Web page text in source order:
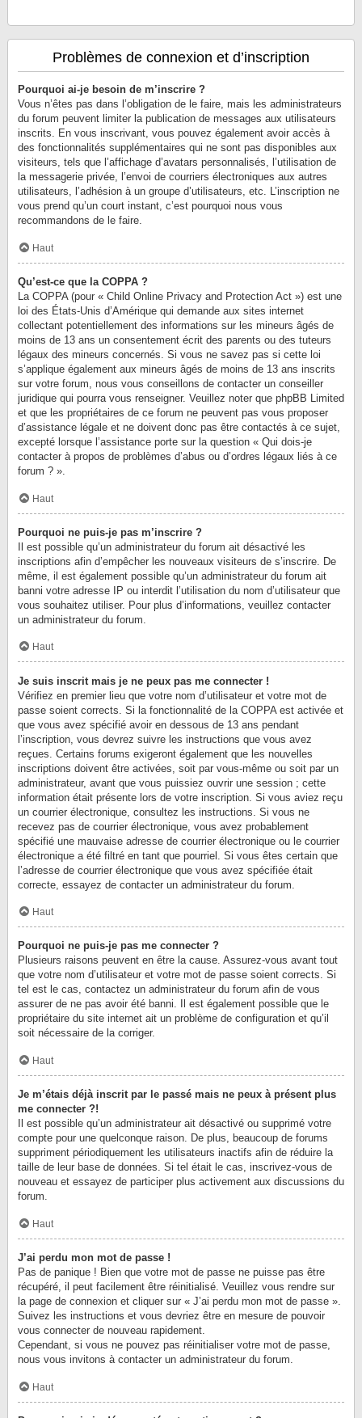
Problèmes de connexion et d’inscription
Pourquoi ai-je besoin de m’inscrire ?
Vous n’êtes pas dans l’obligation de le faire, mais les administrateurs
du forum peuvent limiter la publication de messages aux utilisateurs
inscrits. En vous inscrivant, vous pouvez également avoir accès à
des fonctionnalités supplémentaires qui ne sont pas disponibles aux
visiteurs, tels que l’affichage d’avatars personnalisés, l’utilisation de
la messagerie privée, l’envoi de courriers électroniques aux autres
utilisateurs, l’adhésion à un groupe d’utilisateurs, etc. L’inscription ne
vous prend qu’un court instant, c’est pourquoi nous vous
recommandons de le faire.
Haut
Qu’est-ce que la COPPA ?
La COPPA (pour « Child Online Privacy and Protection Act ») est une
loi des États-Unis d’Amérique qui demande aux sites internet
collectant potentiellement des informations sur les mineurs âgés de
moins de 13 ans un consentement écrit des parents ou des tuteurs
légaux des mineurs concernés. Si vous ne savez pas si cette loi
s’applique également aux mineurs âgés de moins de 13 ans inscrits
sur votre forum, nous vous conseillons de contacter un conseiller
juridique qui pourra vous renseigner. Veuillez noter que phpBB Limited
et que les propriétaires de ce forum ne peuvent pas vous proposer
d’assistance légale et ne doivent donc pas être contactés à ce sujet,
excepté lorsque l’assistance porte sur la question « Qui dois-je
contacter à propos de problèmes d’abus ou d’ordres légaux liés à ce
forum ? ».
Haut
Pourquoi ne puis-je pas m’inscrire ?
Il est possible qu’un administrateur du forum ait désactivé les
inscriptions afin d’empêcher les nouveaux visiteurs de s’inscrire. De
même, il est également possible qu’un administrateur du forum ait
banni votre adresse IP ou interdit l’utilisation du nom d’utilisateur que
vous souhaitez utiliser. Pour plus d’informations, veuillez contacter
un administrateur du forum.
Haut
Je suis inscrit mais je ne peux pas me connecter !
Vérifiez en premier lieu que votre nom d’utilisateur et votre mot de
passe soient corrects. Si la fonctionnalité de la COPPA est activée et
que vous avez spécifié avoir en dessous de 13 ans pendant
l’inscription, vous devrez suivre les instructions que vous avez
reçues. Certains forums exigeront également que les nouvelles
inscriptions doivent être activées, soit par vous-même ou soit par un
administrateur, avant que vous puissiez ouvrir une session ; cette
information était présente lors de votre inscription. Si vous aviez reçu
un courrier électronique, consultez les instructions. Si vous ne
recevez pas de courrier électronique, vous avez probablement
spécifié une mauvaise adresse de courrier électronique ou le courrier
électronique a été filtré en tant que pourriel. Si vous êtes certain que
l’adresse de courrier électronique que vous avez spécifiée était
correcte, essayez de contacter un administrateur du forum.
Haut
Pourquoi ne puis-je pas me connecter ?
Plusieurs raisons peuvent en être la cause. Assurez-vous avant tout
que votre nom d’utilisateur et votre mot de passe soient corrects. Si
tel est le cas, contactez un administrateur du forum afin de vous
assurer de ne pas avoir été banni. Il est également possible que le
propriétaire du site internet ait un problème de configuration et qu’il
soit nécessaire de la corriger.
Haut
Je m’étais déjà inscrit par le passé mais ne peux à présent plus
me connecter ?!
Il est possible qu’un administrateur ait désactivé ou supprimé votre
compte pour une quelconque raison. De plus, beaucoup de forums
suppriment périodiquement les utilisateurs inactifs afin de réduire la
taille de leur base de données. Si tel était le cas, inscrivez-vous de
nouveau et essayez de participer plus activement aux discussions du
forum.
Haut
J’ai perdu mon mot de passe !
Pas de panique ! Bien que votre mot de passe ne puisse pas être
récupéré, il peut facilement être réinitialisé. Veuillez vous rendre sur
la page de connexion et cliquer sur « J’ai perdu mon mot de passe ».
Suivez les instructions et vous devriez être en mesure de pouvoir
vous connecter de nouveau rapidement.
Cependant, si vous ne pouvez pas réinitialiser votre mot de passe,
nous vous invitons à contacter un administrateur du forum.
Haut